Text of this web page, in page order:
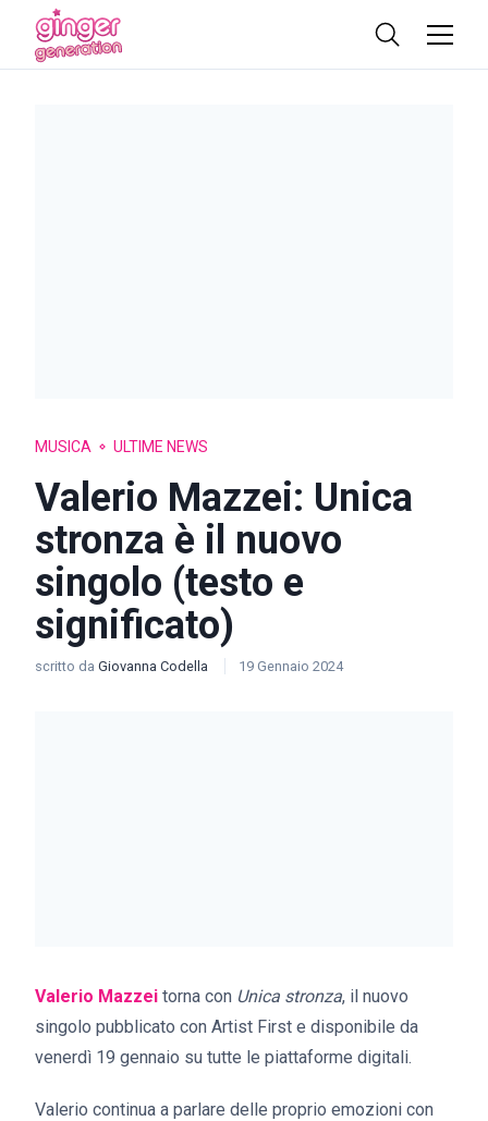
MUSICA ULTIME NEWS
Valerio Mazzei: Unica
stronza è il nuovo
singolo (testo e
significato)
scritto da Giovanna Codella 19 Gennaio 2024
Valerio Mazzei torna con Unica stronza, il nuovo
singolo pubblicato con Artist First e disponibile da
venerdì 19 gennaio su tutte le piattaforme digitali.
Valerio continua a parlare delle proprio emozioni con